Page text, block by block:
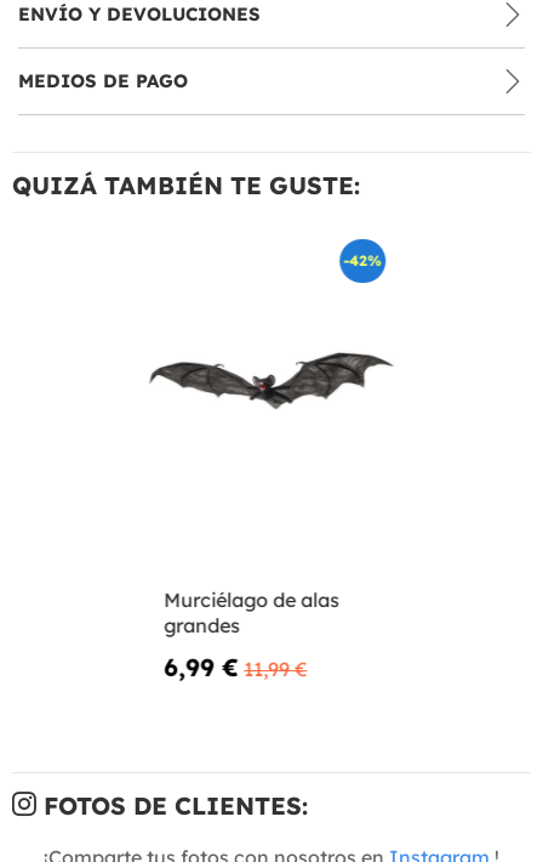
ENVÍO Y DEVOLUCIONES
MEDIOS DE PAGO
QUIZÁ TAMBIÉN TE GUSTE:
-42%
Murciélago de alas
grandes
6,99 € 11,99 €
FOTOS DE CLIENTES: